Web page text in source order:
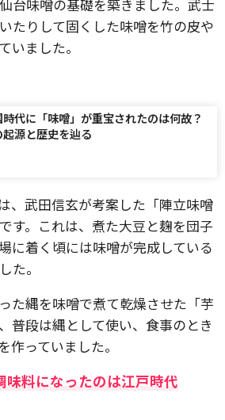
台味噌の基礎を築きました。武士
たりして固くした味噌を竹の皮や
いました。
代に「味噌」が重宝されたのは何故？
起源と歴史を辿る
、武田信玄が考案した「陣立味噌
す。これは、煮た大豆と麹を団子
に着く頃には味噌が完成している
た。
た縄を味噌で煮て乾燥させた「芋
普段は縄として使い、食事のとき
作っていました。
味料になったのは江戸時代